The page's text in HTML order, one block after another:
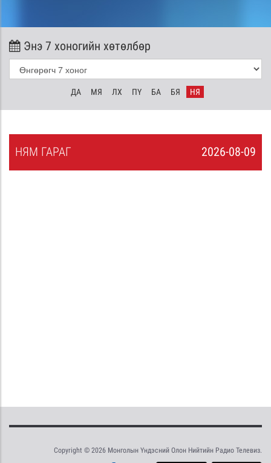
Энэ 7 хоногийн хөтөлбөр
ДА МЯ ЛХ ПҮ БА БЯ НЯ
2026-08-09
НЯМ ГАРАГ
Copyright © 2026 Монголын Үндэсний Олон Нийтийн Радио Телевиз.